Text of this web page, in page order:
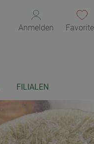
Anmelden
FILIALEN